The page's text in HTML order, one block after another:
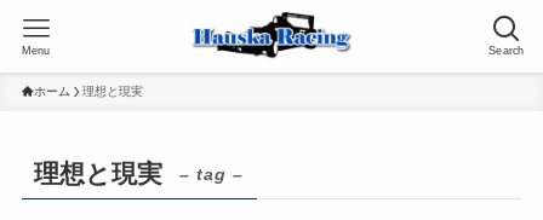
Search
Menu
ホーム 理想と現実
理想と現実 – tag –